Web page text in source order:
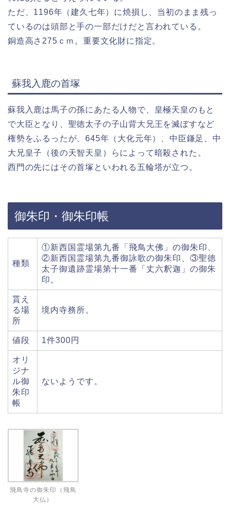
ただ、1196年（建久七年）に焼損し、当初のまま残っ
ているのは頭部と手の一部だけだと言われている。
銅造高さ275ｃｍ。重要文化財に指定。
蘇我入鹿の首塚
蘇我入鹿は馬子の孫にあたる人物で、皇極天皇のもと
で大臣となり、聖徳太子の子山背大兄王を滅ぼすなど
権勢をふるったが、645年（大化元年）、中臣鎌足、中
大兄皇子（後の天智天皇）らによって暗殺された。
西門の先にはその首塚といわれる五輪塔が立つ。
御朱印・御朱印帳
種類
①新西国霊場第九番「飛鳥大佛」の御朱印、
②新西国霊場第九番御詠歌の御朱印、③聖徳
太子御遺跡霊場第十一番「丈六釈迦」の御朱
印。
貰え
る場
所
境内寺務所。
値段 1件300円
オリ
ジナ
ル御
朱印
帳
ないようです。
飛鳥寺の御朱印（飛鳥
大仏）